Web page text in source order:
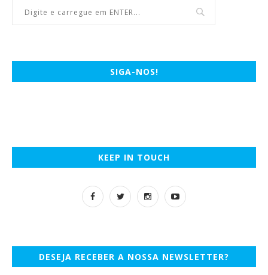
SIGA-NOS!
KEEP IN TOUCH
DESEJA RECEBER A NOSSA NEWSLETTER?